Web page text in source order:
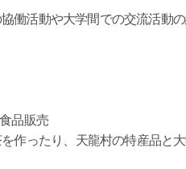
働活動や大学間での交流活動
品販売
作ったり、天龍村の特産品と